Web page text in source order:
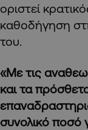
οριστεί
καθοδήγηση
του.
«Με τις
και τα
συνολικό ποσό